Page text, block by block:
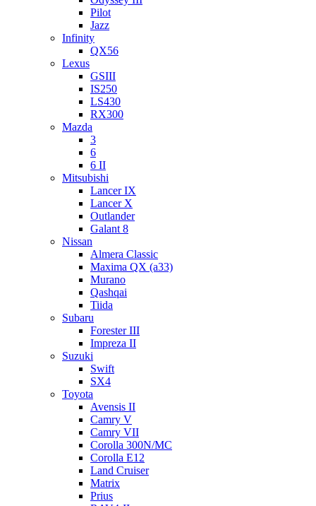
Pilot
Jazz
Infinity
QX56
Lexus
GSIII
IS250
LS430
RX300
Mazda
3
6
6 II
Mitsubishi
Lancer IX
Lancer X
Outlander
Galant 8
Nissan
Almera Classic
Maxima QX (a33)
Murano
Qashqai
Tiida
Subaru
Forester III
Impreza II
Suzuki
Swift
SX4
Toyota
Avensis II
Camry V
Camry VII
Corolla 300N/MC
Corolla E12
Land Cruiser
Matrix
Prius